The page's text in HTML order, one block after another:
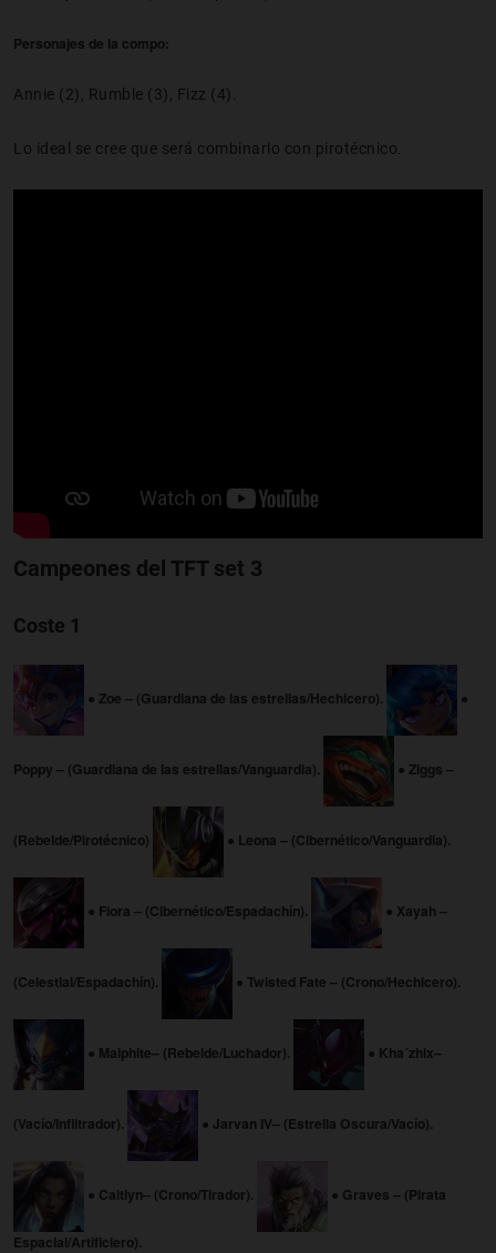
Personajes de la compo:
Annie (2), Rumble (3), Fizz (4).
Lo ideal se cree que será combinarlo con pirotécnico.
Campeones del TFT set 3
Coste 1
● Zoe – (Guardiana de las estrellas/Hechicero). ●
Poppy – (Guardiana de las estrellas/Vanguardia). ● Ziggs –
(Rebelde/Pirotécnico) ● Leona – (Cibernético/Vanguardia).
● Fiora – (Cibernético/Espadachín). ● Xayah –
(Celestial/Espadachín). ● Twisted Fate – (Crono/Hechicero).
● Malphite– (Rebelde/Luchador). ● Kha´zhix–
(Vacío/Infiltrador). ● Jarvan IV– (Estrella Oscura/Vacío).
● Caitlyn– (Crono/Tirador). ● Graves – (Pirata
Espacial/Artificiero).